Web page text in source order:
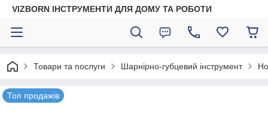
VIZBORN ІНСТРУМЕНТИ ДЛЯ ДОМУ ТА РОБОТИ
Товари та послуги Шарнірно-губцевий інструмент
Топ продажів